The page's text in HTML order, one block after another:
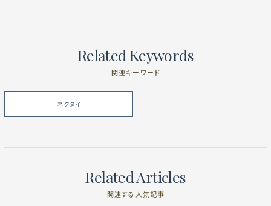
Related Keywords
関連キーワード
ネクタイ
Related Articles
関連する人気記事